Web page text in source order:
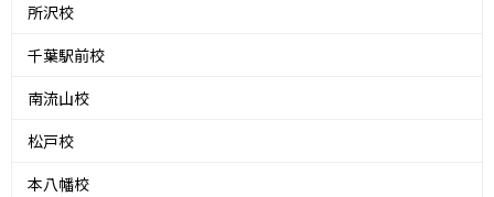
所沢校
千葉駅前校
南流山校
松戸校
本八幡校